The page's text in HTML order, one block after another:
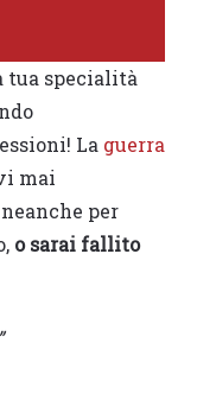
tua specialità
La guerra
mai
per
o sarai fallito